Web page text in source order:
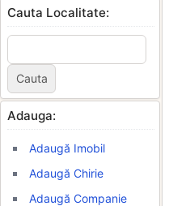
Cauta Localitate:
Adauga:
Adaugă Imobil
Adaugă Chirie
Adaugă Companie